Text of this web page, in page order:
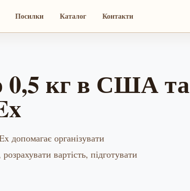
Посилки Каталог Контакти
0,5 кг в США та
допомагає організувати
вартість, підготувати